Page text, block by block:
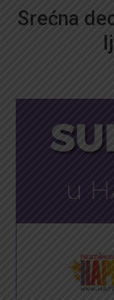
Srećna